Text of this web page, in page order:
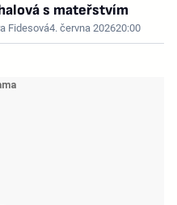
s mateřstvím
Fidesová4. června 202620:00